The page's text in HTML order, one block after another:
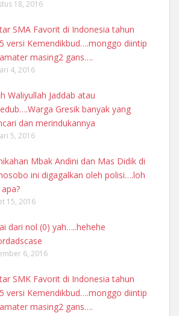
18, 2016
SMA Favorit di Indonesia tahun
versi Kemendikbud….monggo diintip
masing2 gans….
4, 2016
Waliyullah Jaddab atau
Gresik banyak yang
dan merindukannya
5, 2016
Mbak Andini dan Mas Didik di
ini digagalkan oleh polisi….loh
15, 2016
dari nol (0) yah…..hehehe
6, 2016
SMK Favorit di Indonesia tahun
versi Kemendikbud….monggo diintip
masing2 gans….